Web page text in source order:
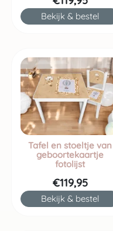
Bekijk & bestel
Tafel en stoeltje van
geboortekaartje
fotolijst
€119,95
Bekijk & bestel